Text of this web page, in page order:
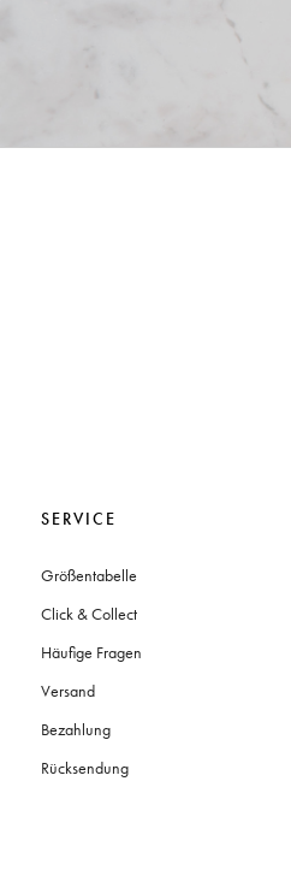
SERVICE
Größentabelle
Click & Collect
Häufige Fragen
Versand
Bezahlung
Rücksendung